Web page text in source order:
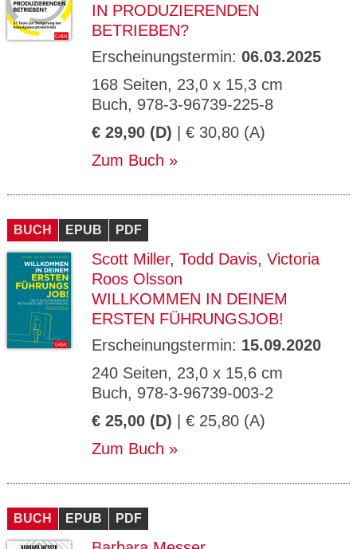
IN PRODUZIERENDEN
BETRIEBEN?
Erscheinungstermin: 06.03.2025
168 Seiten, 23,0 x 15,3 cm
Buch, 978-3-96739-225-8
€ 29,90 (D) | € 30,80 (A)
Zum Buch
BUCH EPUB PDF
Scott Miller, Todd Davis, Victoria
Roos Olsson
WILLKOMMEN IN DEINEM
ERSTEN FÜHRUNGSJOB!
Erscheinungstermin: 15.09.2020
240 Seiten, 23,0 x 15,6 cm
Buch, 978-3-96739-003-2
€ 25,00 (D) | € 25,80 (A)
Zum Buch
BUCH EPUB PDF